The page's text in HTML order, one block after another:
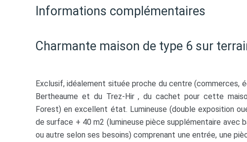
Informations complémentaires
Charmante maison de type 6 sur
Exclusif, idéalement située proche du centre (commerces,
Bertheaume et du Trez-Hir , du cachet pour cette
Forest) en excellent état. Lumineuse (double exposition
de surface + 40 m2 (lumineuse pièce supplémentaire avec
ou autre selon ses besoins) comprenant une entrée, une